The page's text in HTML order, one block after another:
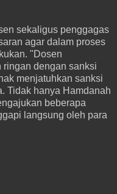
sekaligus penggagas
agar dalam proses
"Dosen
dengan sanksi
menjatuhkan sanksi
Tidak hanya Hamdanah
beberapa
langsung oleh para